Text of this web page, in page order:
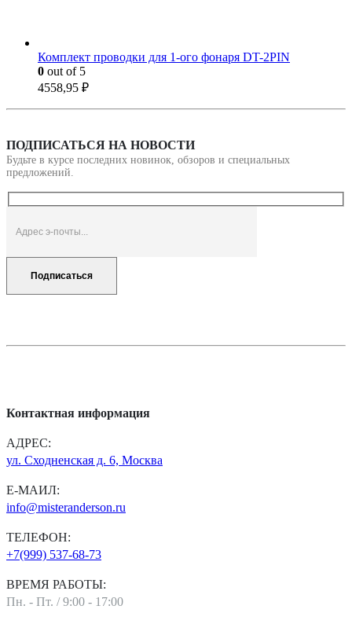
Комплект проводки для 1-ого фонаря DT-2PIN
0 out of 5
4558,95 ₽
ПОДПИСАТЬСЯ НА НОВОСТИ
Будьте в курсе последних новинок, обзоров и специальных
предложений.
Контактная информация
АДРЕС:
ул. Сходненская д. 6, Москва
Е-МАИЛ:
info@misteranderson.ru
ТЕЛЕФОН:
+7(999) 537-68-73
ВРЕМЯ РАБОТЫ:
Пн. - Пт. / 9:00 - 17:00